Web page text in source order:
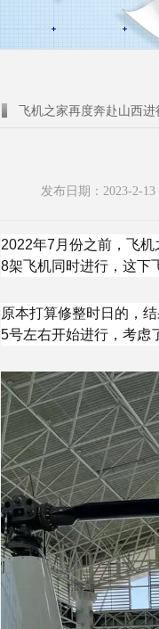
飞机之家再度奔赴山西
发布日期：2023-2-
2022年7月份之前，飞
8架飞机同时进行，这下
原本打算修整时日的，
5号左右开始进行，考虑